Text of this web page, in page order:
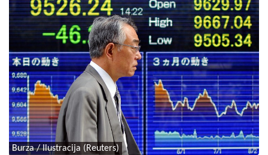
Burza / Ilustracija (Reuters)